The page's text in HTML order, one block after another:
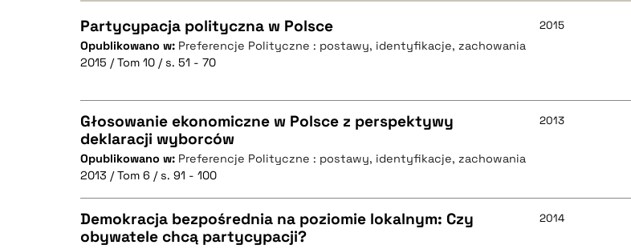
Partycypacja polityczna w Polsce
Opublikowano w: Preferencje Polityczne : postawy, identyfikacje, zachowania
2015 / Tom 10 / s. 51 - 70
2015
CZYSTY TEKST
Głosowanie ekonomiczne w Polsce z perspektywy
deklaracji wyborców
Opublikowano w: Preferencje Polityczne : postawy, identyfikacje, zachowania
2013 / Tom 6 / s. 91 - 100
2013
Demokracja bezpośrednia na poziomie lokalnym: Czy
obywatele chcą partycypacji?
2014